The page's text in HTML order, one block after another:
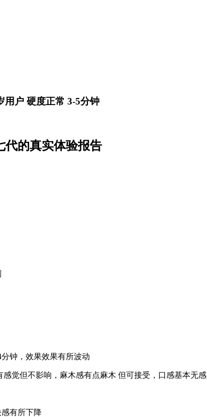
用户 硬度正常 3-5分钟
代的真实体验报告
钟，效果效果有所波动
感觉但不影响，麻木感有点麻木 但可接受，口感基本无感
有所下降